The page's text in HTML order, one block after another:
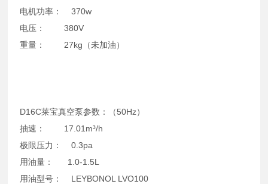
电机功率： 370w
电压： 380V
重量： 27kg（未加油）
D16C莱宝真空泵参数：（50Hz）
抽速： 17.01m³/h
极限压力： 0.3pa
用油量： 1.0-1.5L
用油型号： LEYBONOL LVO100